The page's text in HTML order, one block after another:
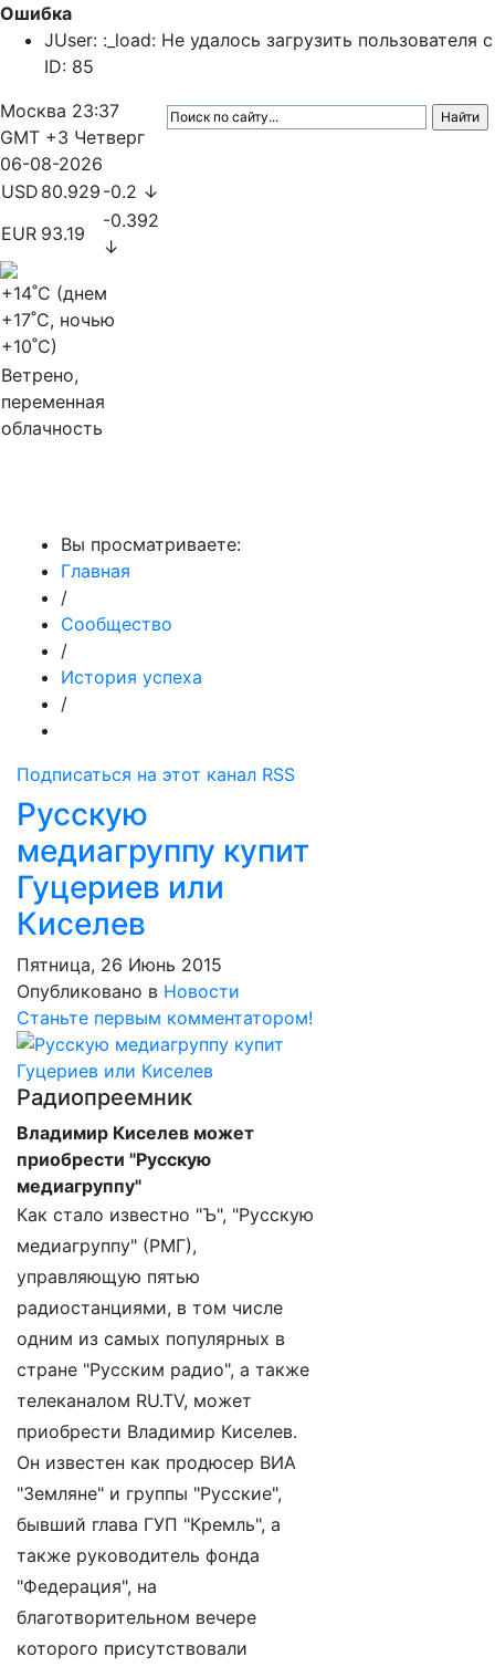
Ошибка
JUser: :_load: Не удалось загрузить пользователя с
ID: 85
Москва 23:37
GMT +3 Четверг
06-08-2026
USD 80.929 -0.2 ↓
EUR 93.19
-0.392
↓
+14˚C (днем
+17˚C, ночью
+10˚C)
Ветрено,
переменная
облачность
Вы просматриваете:
Главная
/
Сообщество
/
История успеха
/
Подписаться на этот канал RSS
Русскую
медиагруппу купит
Гуцериев или
Киселев
Пятница, 26 Июнь 2015
Опубликовано в Новости
Станьте первым комментатором!
Радиопреемник
Владимир Киселев может
приобрести "Русскую
медиагруппу"
Как стало известно "Ъ", "Русскую
медиагруппу" (РМГ),
управляющую пятью
радиостанциями, в том числе
одним из самых популярных в
стране "Русским радио", а также
телеканалом RU.TV, может
приобрести Владимир Киселев.
Он известен как продюсер ВИА
"Земляне" и группы "Русские",
бывший глава ГУП "Кремль", а
также руководитель фонда
"Федерация", на
благотворительном вечере
которого присутствовали